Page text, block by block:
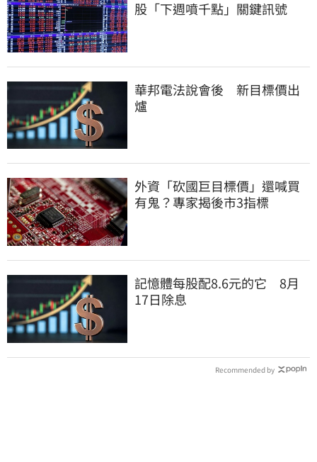
股「下週噴千點」關鍵訊號
華邦電法說會後 新目標價出
爐
外資「砍國巨目標價」還喊買
有鬼？專家揭後市3指標
記憶體每股配8.6元的它 8月
17日除息
Recommended by